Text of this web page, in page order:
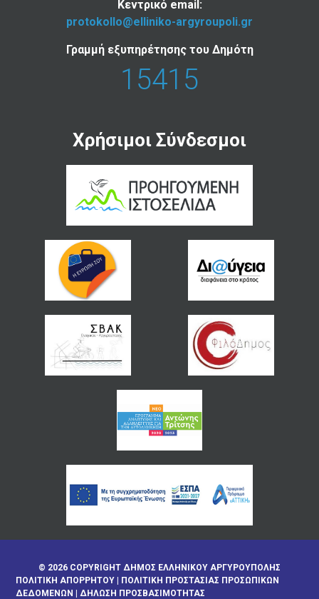
Κεντρικό email:
protokollo@elliniko-argyroupoli.gr
Γραμμή εξυπηρέτησης του Δημότη
15415
Χρήσιμοι Σύνδεσμοι
© 2026 COPYRIGHT ΔΗΜΟΣ ΕΛΛΗΝΙΚΟΥ ΑΡΓΥΡΟΥΠΟΛΗΣ
ΠΟΛΙΤΙΚΉ ΑΠΟΡΡΉΤΟΥ
ΠΟΛΙΤΙΚΉ ΠΡΟΣΤΑΣΊΑΣ ΠΡΟΣΩΠΙΚΏΝ
ΔΕΔΟΜΈΝΩΝ
|ΔΉΛΩΣΗ ΠΡΟΣΒΑΣΙΜΌΤΗΤΑΣ